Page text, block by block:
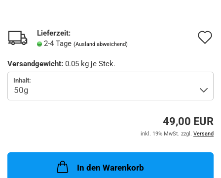
Lieferzeit:
2-4 Tage (Ausland abweichend)
Versandgewicht: 0.05 kg je Stck.
Inhalt:
49,00 EUR
inkl. 19% MwSt. zzgl. Versand
In den Warenkorb